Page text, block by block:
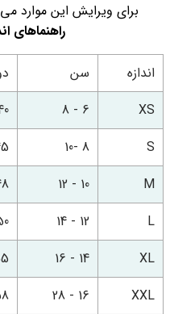
برای ویرایش این موارد می
راهنماهای
اندازه سن
XS
6 - 8
S
8 -10
M
10 - 12
L
12 - 14
XL
14 - 16
XXL
16 - 28